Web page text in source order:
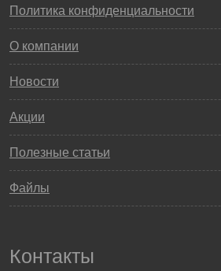
Политика конфиденциальности
О компании
Новости
Акции
Полезные статьи
Файлы
Контакты